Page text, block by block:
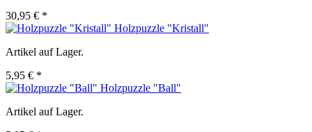
30,95 € *
Holzpuzzle "Kristall"
Artikel auf Lager.
5,95 € *
Holzpuzzle "Ball"
Artikel auf Lager.